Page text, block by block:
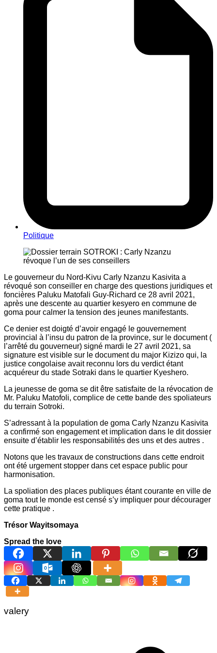
Politique
Le gouverneur du Nord-Kivu Carly Nzanzu Kasivita a
révoqué son conseiller en charge des questions juridiques et
foncières Paluku Matofali Guy-Richard ce 28 avril 2021,
après une descente au quartier kesyero en commune de
goma pour calmer la tension des jeunes manifestants.
Ce denier est doigté d’avoir engagé le gouvernement
provincial à l’insu du patron de la province, sur le document (
l’arrêté du gouverneur) signé mardi le 27 avril 2021, sa
signature est visible sur le document du major Kizizo qui, la
justice congolaise avait reconnu lors du verdict étant
acquéreur du stade Sotraki dans le quartier Kyeshero.
La jeunesse de goma se dit être satisfaite de la révocation de
Mr. Paluku Matofoli, complice de cette bande des spoliateurs
du terrain Sotroki.
S’adressant à la population de goma Carly Nzanzu Kasivita
a confirmé son engagement et implication dans le dit dossier
ensuite d’établir les responsabilités des uns et des autres .
Notons que les travaux de constructions dans cette endroit
ont été urgement stopper dans cet espace public pour
harmonisation.
La spoliation des places publiques étant courante en ville de
goma tout le monde est censé s’y impliquer pour décourager
cette pratique .
Trésor Wayitsomaya
Spread the love
valery